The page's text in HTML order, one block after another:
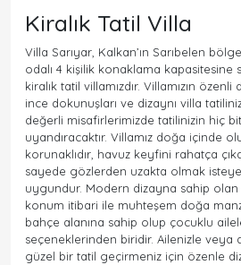
Kiralık Tatil Villa
Villa Sarıyar, Kalkan’ın Sarıbelen
odalı 4 kişilik konaklama kapasitesine
kiralık tatil villamızdır. Villamızın
ince dokunuşları ve dizaynı villa
değerli misafirlerimizde tatilinizin hiç
uyandıracaktır. Villamız doğa içinde
korunaklıdır, havuz keyfini rahatça
sayede gözlerden uzakta olmak
uygundur. Modern dizayna sahip olan
konum itibari ile muhteşem doğa
bahçe alanına sahip olup çocuklu
seçeneklerinden biridir. Ailenizle veya
güzel bir tatil geçirmeniz için özenle